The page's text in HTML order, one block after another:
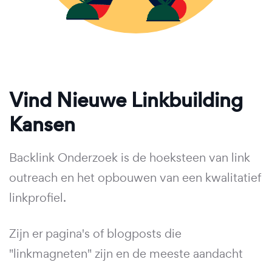
Vind Nieuwe Linkbuilding
Kansen
Backlink Onderzoek is de hoeksteen van link
outreach en het opbouwen van een kwalitatief
linkprofiel.
Zijn er pagina's of blogposts die
"linkmagneten" zijn en de meeste aandacht